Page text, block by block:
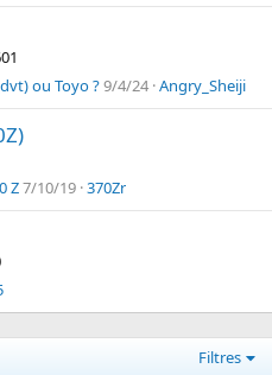
ou Toyo ?9/4/24 Angry_Sheiji
Z7/10/19 370Zr
Filtres